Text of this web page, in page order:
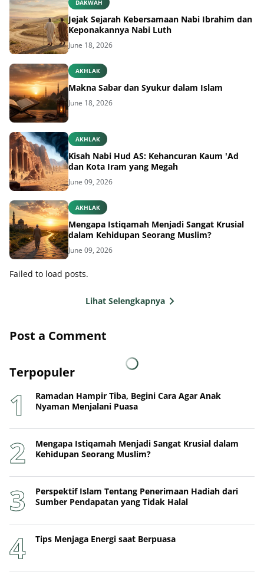
Jejak Sejarah Kebersamaan Nabi Ibrahim dan
Keponakannya Nabi Luth
June 18, 2026
Makna Sabar dan Syukur dalam Islam
June 18, 2026
Kisah Nabi Hud AS: Kehancuran Kaum 'Ad
dan Kota Iram yang Megah
June 09, 2026
Mengapa Istiqamah Menjadi Sangat Krusial
dalam Kehidupan Seorang Muslim?
June 09, 2026
Failed to load posts.
Nyaman Menjalani Puasa
Mengapa Istiqamah Menjadi Sangat Krusial dalam
Kehidupan Seorang Muslim?
Perspektif Islam Tentang Penerimaan Hadiah dari
Sumber Pendapatan yang Tidak Halal
Tips Menjaga Energi saat Berpuasa
Hikmah Mendalam dari Kalimat La Ilaha Illallah